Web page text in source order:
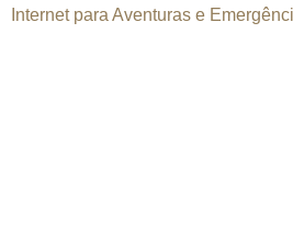
Internet para Aventuras e